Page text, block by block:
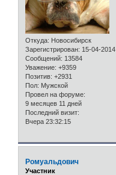
Откуда: Новосибирск
Зарегистрирован: 15-04-2014
Сообщений: 13584
Уважение: +9359
Позитив: +2931
Пол: Мужской
Провел на форуме:
9 месяцев 11 дней
Последний визит:
Вчера 23:32:15
Ромуальдович
Участник